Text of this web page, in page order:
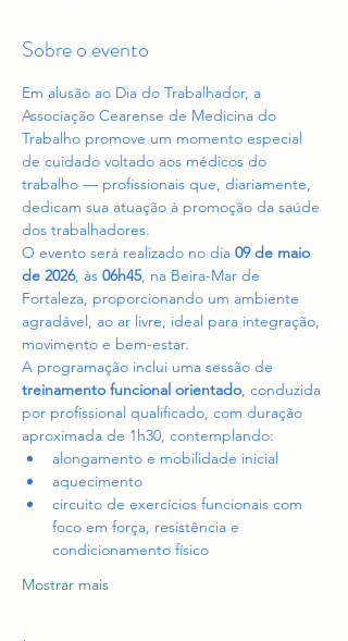
Sobre o evento
Em alusão ao Dia do Trabalhador, a
Associação Cearense de Medicina do
Trabalho promove um momento especial
de cuidado voltado aos médicos do
trabalho — profissionais que, diariamente,
dedicam sua atuação à promoção da saúde
dos trabalhadores.
O evento será realizado no dia 09 de maio
de 2026, às 06h45, na Beira-Mar de
Fortaleza, proporcionando um ambiente
agradável, ao ar livre, ideal para integração,
movimento e bem-estar.
A programação inclui uma sessão de
treinamento funcional orientado, conduzida
por profissional qualificado, com duração
aproximada de 1h30, contemplando:
alongamento e mobilidade inicial
aquecimento
circuito de exercícios funcionais com
foco em força, resistência e
condicionamento físico
Mostrar mais